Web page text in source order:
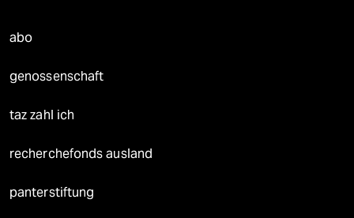
abo
genossenschaft
taz zahl ich
recherchefonds ausland
panterstiftung